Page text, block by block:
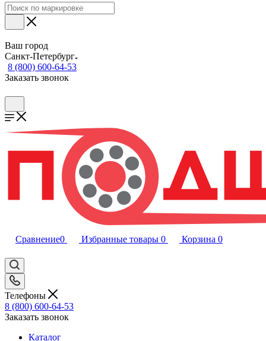
Ваш город
Санкт-Петербург
8 (800) 600-64-53
Заказать звонок
Сравнение0 Избранные товары 0 Корзина 0
Телефоны
8 (800) 600-64-53
Заказать звонок
Каталог